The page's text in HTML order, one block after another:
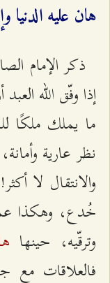
هان عليه الدنيا
ذكر الإمام
إذا وفّق الله
ما يملك ملكًا
نظر عارية
والانتقال لا
خُدع، وهكذا
وترقّيه، حينها
فالعلاقات مع